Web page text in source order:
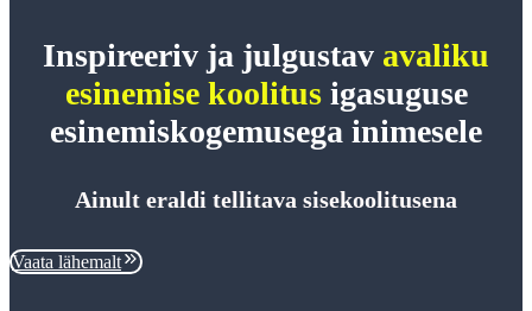
Inspireeriv ja julgustav avaliku
esinemise koolitusigasuguse
esinemiskogemusega inimesele
Ainult eraldi tellitava sisekoolitusena
Vaata lähemalt